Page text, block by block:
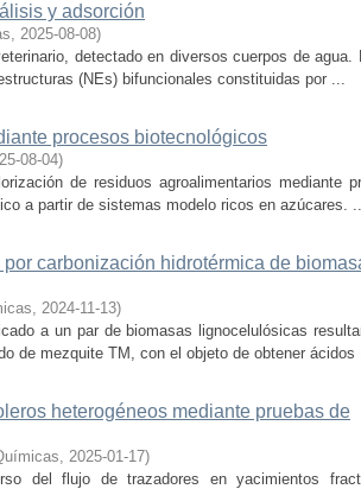
y adsorción
, 2025-08-08)
detectado en diversos cuerpos de agua.
(NEs) bifuncionales constituidas por ...
procesos biotecnológicos
08-04)
de residuos agroalimentarios mediante
a partir de sistemas modelo ricos en azúcares.
carbonización hidrotérmica de
, 2024-11-13)
a un par de biomasas lignocelulósicas
de mezquite TM, con el objeto de obtener ácidos
heterogéneos mediante pruebas de
, 2025-01-17)
del flujo de trazadores en yacimientos